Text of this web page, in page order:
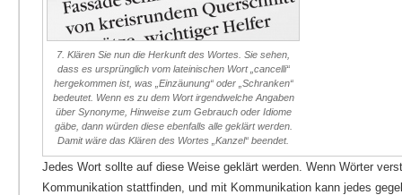
7. Klären Sie nun die Herkunft des Wortes. Sie sehen,
dass es ursprünglich vom lateinischen Wort „cancelli“
hergekommen ist, was „Einzäunung“ oder „Schranken“
bedeutet. Wenn es zu dem Wort irgendwelche Angaben
über Synonyme, Hinweise zum Gebrauch oder Idiome
gäbe, dann würden diese ebenfalls alle geklärt werden.
Damit wäre das Klären des Wortes „Kanzel“ beendet.
Jedes Wort sollte auf diese Weise geklärt werden. Wenn Wörter
Kommunikation stattfinden, und mit Kommunikation kann jedes